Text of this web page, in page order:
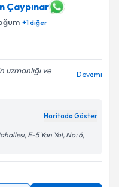
Çaypınar
+1diğer
ve
Devamı
Haritada Göster
E-5 Yan Yol, No: 6,